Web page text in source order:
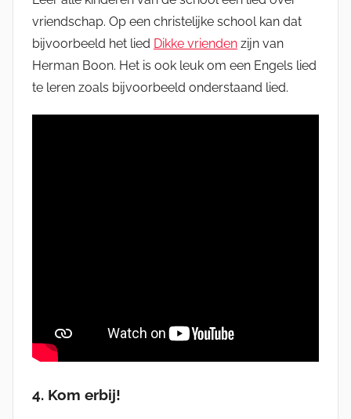
vriendschap. Op een christelijke school kan dat
bijvoorbeeld het lied Dikke vrienden zijn van
Herman Boon. Het is ook leuk om een Engels lied
te leren zoals bijvoorbeeld onderstaand lied.
4. Kom erbij!